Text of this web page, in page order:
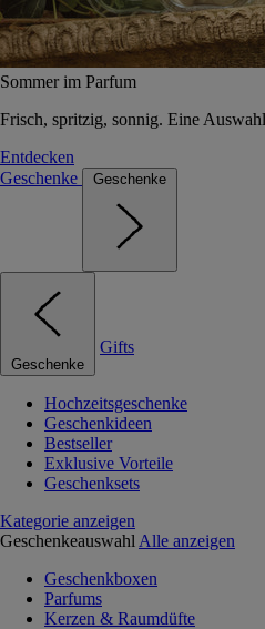
Sommer im Parfum
Frisch, spritzig, sonnig. Eine
Entdecken
Geschenke
Geschenke
Geschenke
Gifts
Hochzeitsgeschenke
Geschenkideen
Bestseller
Exklusive Vorteile
Geschenksets
Kategorie anzeigen
Geschenkeauswahl Alle anzeigen
Geschenkboxen
Parfums
Kerzen & Raumdüfte